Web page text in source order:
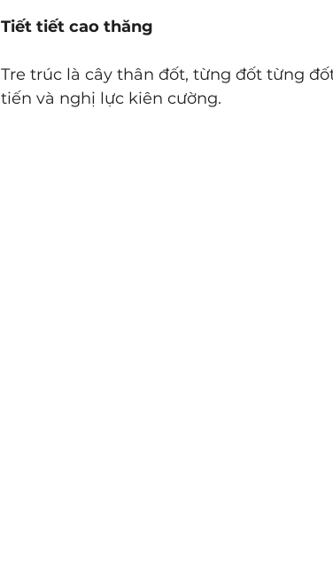
Tiết tiết cao thăng
Tre trúc là cây thân đốt, từng đốt từng
tiến và nghị lực kiên cường.